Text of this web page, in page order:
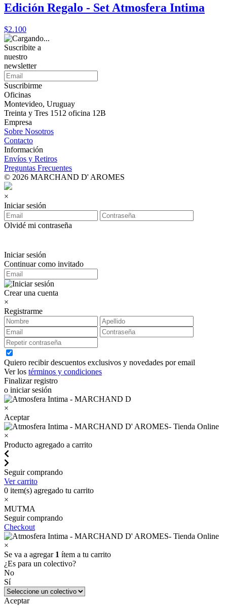
Edición Regalo - Set Atmosfera Intima
$2.100
Suscribite a
nuestro
newsletter
Suscribirme
Oficinas
Montevideo, Uruguay
Treinta y Tres 1512 oficina 12B
Empresa
Sobre Nosotros
Contacto
Información
Envíos y Retiros
Preguntas Frecuentes
© 2026 MARCHAND D' AROMES
×
Iniciar sesión
Olvidé mi contraseña
Iniciar sesión
Continuar como invitado
Crear una cuenta
×
Registrarme
Quiero recibir descuentos exclusivos y novedades por email
Ver los términos y condiciones
Finalizar registro
o iniciar sesión
×
Aceptar
×
Producto agregado a carrito
Seguir comprando
Ver carrito
0 item(s) agregado tu carrito
×
MUTMA
Seguir comprando
Checkout
×
Se va a agregar 1 ítem a tu carrito
¿Es para un colectivo?
No
Sí
Aceptar